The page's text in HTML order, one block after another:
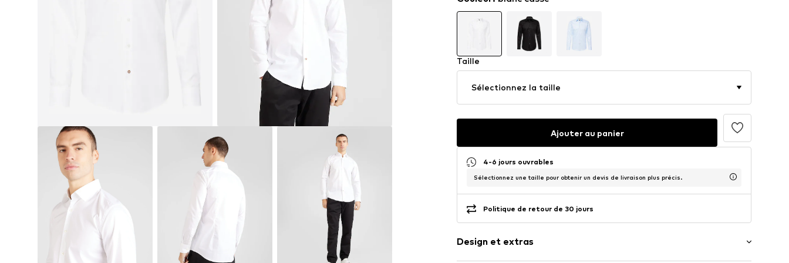
Taille
Sélectionnez la taille
Ajouter au panier
4-6 jours ouvrables
Sélectionnez une taille pour obtenir un devis de livraison plus précis.
Politique de retour de 30 jours
Design et extras